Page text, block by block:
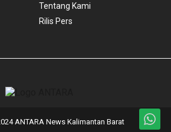
Tentang Kami
Rilis Pers
ANTARA News Kalimantan Barat